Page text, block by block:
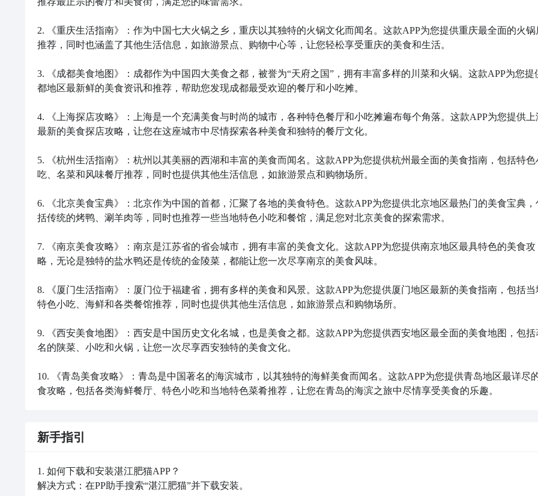
2. 《重庆生活指南》：作为中国七大火锅之乡，重庆以其独特的火锅文化而闻名。这款APP为您提供重庆最全面的火锅
推荐，同时也涵盖了其他生活信息，如旅游景点、购物中心等，让您轻松享受重庆的美食和生活。
3. 《成都美食地图》：成都作为中国四大美食之都，被誉为“天府之国”，拥有丰富多样的川菜和火锅。这款APP为您提
都地区最新鲜的美食资讯和推荐，帮助您发现成都最受欢迎的餐厅和小吃摊。
4. 《上海探店攻略》：上海是一个充满美食与时尚的城市，各种特色餐厅和小吃摊遍布每个角落。这款APP为您提供上
最新的美食探店攻略，让您在这座城市中尽情探索各种美食和独特的餐厅文化。
5. 《杭州生活指南》：杭州以其美丽的西湖和丰富的美食而闻名。这款APP为您提供杭州最全面的美食指南，包括特色
吃、名菜和风味餐厅推荐，同时也提供其他生活信息，如旅游景点和购物场所。
6. 《北京美食宝典》：北京作为中国的首都，汇聚了各地的美食特色。这款APP为您提供北京地区最热门的美食宝典，
括传统的烤鸭、涮羊肉等，同时也推荐一些当地特色小吃和餐馆，满足您对北京美食的探索需求。
7. 《南京美食攻略》：南京是江苏省的省会城市，拥有丰富的美食文化。这款APP为您提供南京地区最具特色的美食攻
略，无论是独特的盐水鸭还是传统的金陵菜，都能让您一次尽享南京的美食风味。
8. 《厦门生活指南》：厦门位于福建省，拥有多样的美食和风景。这款APP为您提供厦门地区最新的美食指南，包括当
特色小吃、海鲜和各类餐馆推荐，同时也提供其他生活信息，如旅游景点和购物场所。
9. 《西安美食地图》：西安是中国历史文化名城，也是美食之都。这款APP为您提供西安地区最全面的美食地图，包括
名的陕菜、小吃和火锅，让您一次尽享西安独特的美食文化。
10. 《青岛美食攻略》：青岛是中国著名的海滨城市，以其独特的海鲜美食而闻名。这款APP为您提供青岛地区最详尽
食攻略，包括各类海鲜餐厅、特色小吃和当地特色菜肴推荐，让您在青岛的海滨之旅中尽情享受美食的乐趣。
新手指引
1. 如何下载和安装湛江肥猫APP？
解决方式：在PP助手搜索“湛江肥猫”并下载安装。